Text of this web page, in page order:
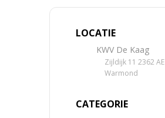
LOCATIE
KWV De Kaag
Zijldijk 11 2362 AE
Warmond
CATEGORIE